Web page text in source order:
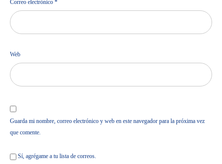
Correo electrónico *
Web
Guarda mi nombre, correo electrónico y web en este navegador para la próxima vez
que comente.
Sí, agrégame a tu lista de correos.